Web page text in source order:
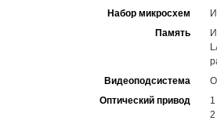
Набор микросхем
Память
Видеоподсистема
Оптический привод
2